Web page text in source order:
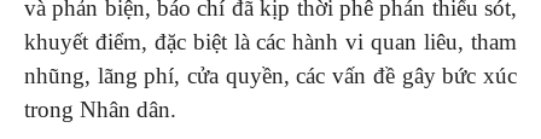
và phản biện, báo chí đã kịp thời phê phán thiếu sót,
khuyết điểm, đặc biệt là các hành vi quan liêu, tham
nhũng, lãng phí, cửa quyền, các vấn đề gây bức xúc
trong Nhân dân.